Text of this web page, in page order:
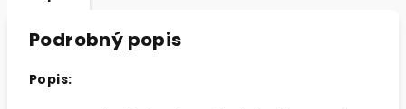
Podrobný popis
Popis: